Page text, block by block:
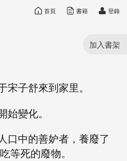
目錄
宋子舒來到家里。
始變化。
口中的善妒者，養廢了
等死的廢物。
首頁 書籍 登錄